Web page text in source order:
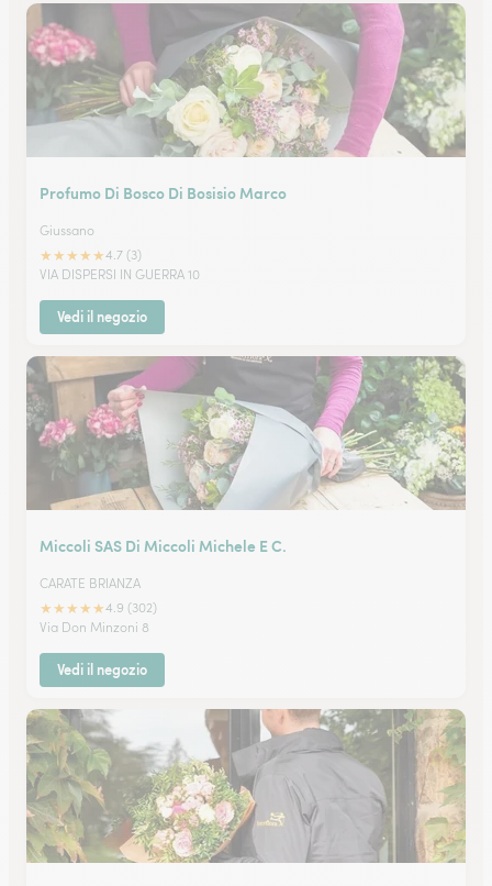
Profumo Di Bosco Di Bosisio Marco
Giussano
★★★★★4.7 (3)
VIA DISPERSI IN GUERRA 10
Vedi il negozio
Miccoli SAS Di Miccoli Michele E C.
CARATE BRIANZA
★★★★★4.9 (302)
Via Don Minzoni 8
Vedi il negozio